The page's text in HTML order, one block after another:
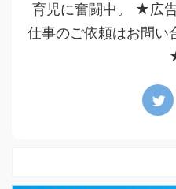
育児に奮闘中。 ★広
仕事のご依頼はお問い